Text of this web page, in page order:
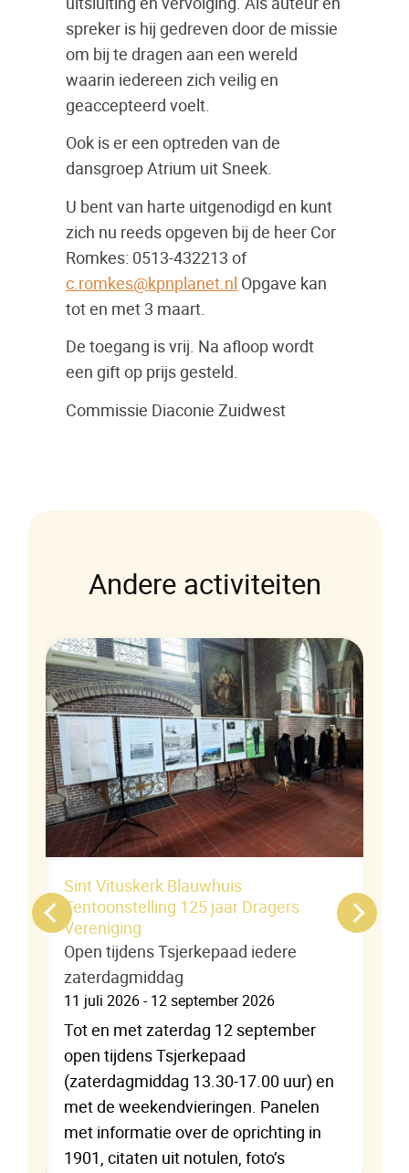
spreker is hij gedreven door de missie
om bij te dragen aan een wereld
waarin iedereen zich veilig en
geaccepteerd voelt.
Ook is er een optreden van de
dansgroep Atrium uit Sneek.
U bent van harte uitgenodigd en kunt
zich nu reeds opgeven bij de heer Cor
Romkes: 0513-432213 of
c.romkes@kpnplanet.nl Opgave kan
tot en met 3 maart.
De toegang is vrij. Na afloop wordt
een gift op prijs gesteld.
Commissie Diaconie Zuidwest
Andere activiteiten
Sint Vituskerk Blauwhuis
Tentoonstelling 125 jaar Dragers
Vereniging
Open tijdens Tsjerkepaad iedere
zaterdagmiddag
11 juli 2026 - 12 september 2026
Tot en met zaterdag 12 september
open tijdens Tsjerkepaad
(zaterdagmiddag 13.30-17.00 uur) en
met de weekendvieringen. Panelen
met informatie over de oprichting in
1901, citaten uit notulen, foto’s